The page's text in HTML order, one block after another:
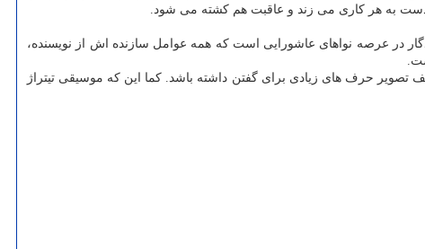
دست به هر کاری می زند و عاقبت هم کشته می شود.
در عرصه نواهای عاشورایی است که همه عوامل سازنده اش از نویسنده،
حرف های زیادی برای گفتن داشته باشد. کما این که موسیقی تیتراژ